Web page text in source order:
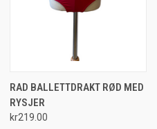
RAD BALLETTDRAKT RØD MED
RYSJER
kr219.00